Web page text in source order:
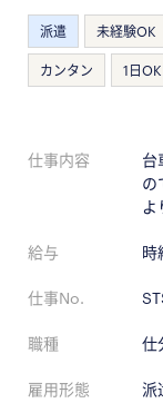
派遣 未経験OK
カンタン 1日OK
仕事内容
台
の
よ
給与 時
仕事No.
職種 仕
雇用形態 派